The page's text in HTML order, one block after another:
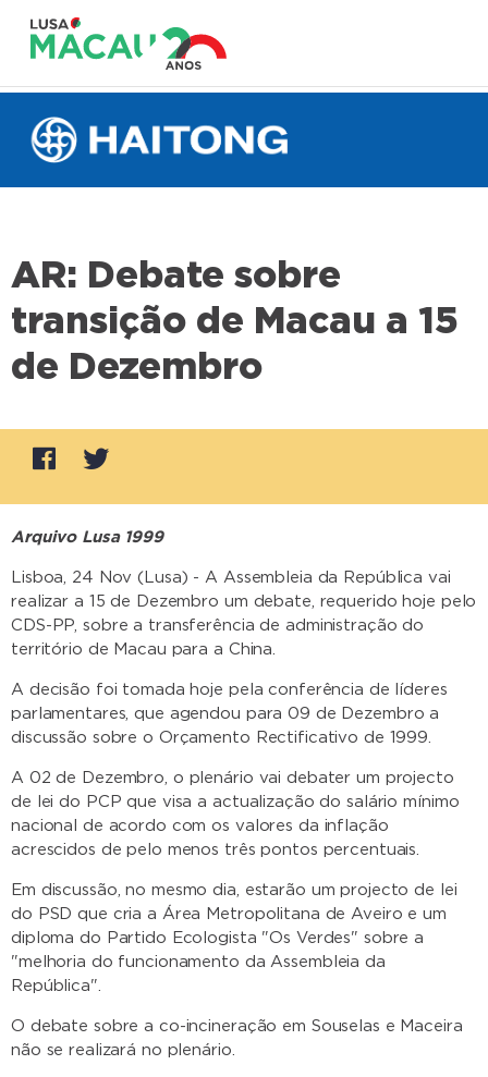
AR: Debate sobre
transição de Macau a 15
de Dezembro
Arquivo Lusa 1999
Lisboa, 24 Nov (Lusa) - A Assembleia da República vai
realizar a 15 de Dezembro um debate, requerido hoje pelo
CDS-PP, sobre a transferência de administração do
território de Macau para a China.
A decisão foi tomada hoje pela conferência de líderes
parlamentares, que agendou para 09 de Dezembro a
discussão sobre o Orçamento Rectificativo de 1999.
A 02 de Dezembro, o plenário vai debater um projecto
de lei do PCP que visa a actualização do salário mínimo
nacional de acordo com os valores da inflação
acrescidos de pelo menos três pontos percentuais.
Em discussão, no mesmo dia, estarão um projecto de lei
do PSD que cria a Área Metropolitana de Aveiro e um
diploma do Partido Ecologista "Os Verdes" sobre a
"melhoria do funcionamento da Assembleia da
República".
O debate sobre a co-incineração em Souselas e Maceira
não se realizará no plenário.